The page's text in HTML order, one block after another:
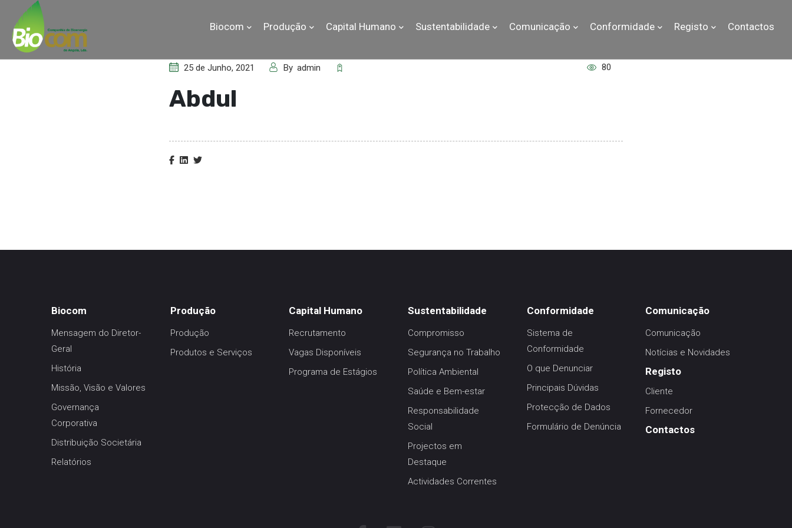
Biocom Produção Capital Humano Sustentabilidade Comunicação Conformidade Registo Contactos
25 de Junho, 2021 By admin 80
Abdul
Biocom
Mensagem do Diretor-
Geral
História
Missão, Visão e Valores
Governança
Corporativa
Distribuição Societária
Relatórios
Produção
Produção
Produtos e Serviços
Capital Humano
Recrutamento
Vagas Disponíveis
Programa de Estágios
Sustentabilidade
Compromisso
Segurança no Trabalho
Política Ambiental
Saúde e Bem-estar
Responsabilidade
Social
Projectos em
Destaque
Actividades Correntes
Conformidade
Sistema de
Conformidade
O que Denunciar
Principais Dúvidas
Protecção de Dados
Formulário de Denúncia
Comunicação
Comunicação
Notícias e Novidades
Registo
Cliente
Fornecedor
Contactos